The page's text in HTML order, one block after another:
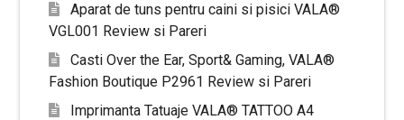
Aparat de tuns pentru caini si pisici VALA®
VGL001 Review si Pareri
Casti Over the Ear, Sport& Gaming, VALA®
Fashion Boutique P2961 Review si Pareri
Imprimanta Tatuaje VALA® TATTOO A4